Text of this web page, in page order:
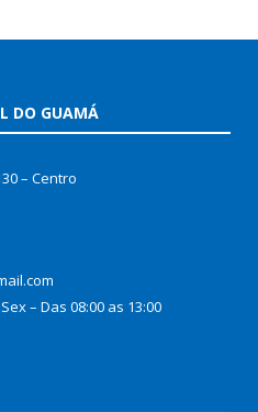
DO GUAMÁ
– Centro
– Das 08:00 as 13:00